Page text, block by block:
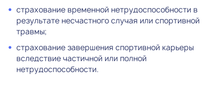
страхование временной нетрудоспособности в
результате несчастного случая или спортивной
травмы;
страхование завершения спортивной карьеры
вследствие частичной или полной
нетрудоспособности.